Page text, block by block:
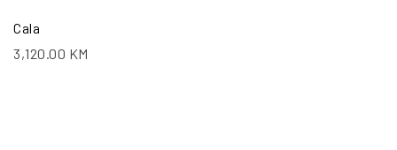
Cala
3,120.00 KM